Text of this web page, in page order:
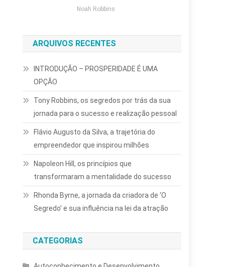
Noah Robbins
ARQUIVOS RECENTES
INTRODUÇÃO – PROSPERIDADE É UMA
OPÇÃO
Tony Robbins, os segredos por trás da sua
jornada para o sucesso e realização pessoal
Flávio Augusto da Silva, a trajetória do
empreendedor que inspirou milhões
Napoleon Hill, os princípios que
transformaram a mentalidade do sucesso
Rhonda Byrne, a jornada da criadora de ‘O
Segredo’ e sua influência na lei da atração
CATEGORIAS